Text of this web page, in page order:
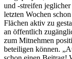
und -streifen
letzten Wochen
Flächen aktiv zu
an öffentlich
zum Mitnehmen
beteiligen können.